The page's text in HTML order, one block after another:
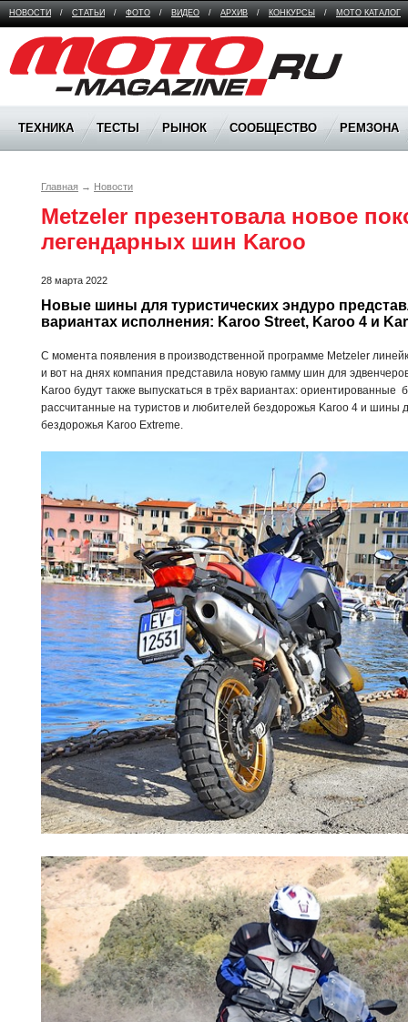
НОВОСТИ / СТАТЬИ / ФОТО / ВИДЕО / АРХИВ / КОНКУРСЫ / МОТО КАТАЛОГ
Moto Magazine
ТЕХНИКА ТЕСТЫ РЫНОК СООБЩЕСТВО РЕМЗОНА
Главная → Новости
Metzeler презентовала новое
легендарных шин Karoo
28 марта 2022
Новые шины для туристических эндуро
вариантах исполнения: Karoo Street, Karoo 4 и
С момента появления в производственной программе Metzeler
и вот на днях компания представила новую гамму шин для
Karoo будут также выпускаться в трёх вариантах:
рассчитанные на туристов и любителей бездорожья Karoo 4 и шины
бездорожья Karoo Extreme.